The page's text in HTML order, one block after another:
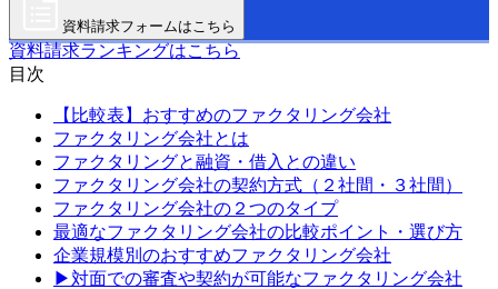
資料請求フォームはこちら
資料請求ランキングはこちら
目次
【比較表】おすすめのファクタリング会社
ファクタリング会社とは
ファクタリングと融資・借入との違い
ファクタリング会社の契約方式（２社間・３社間）
ファクタリング会社の２つのタイプ
最適なファクタリング会社の比較ポイント・選び方
企業規模別のおすすめファクタリング会社
▶対面での審査や契約が可能なファクタリング会社